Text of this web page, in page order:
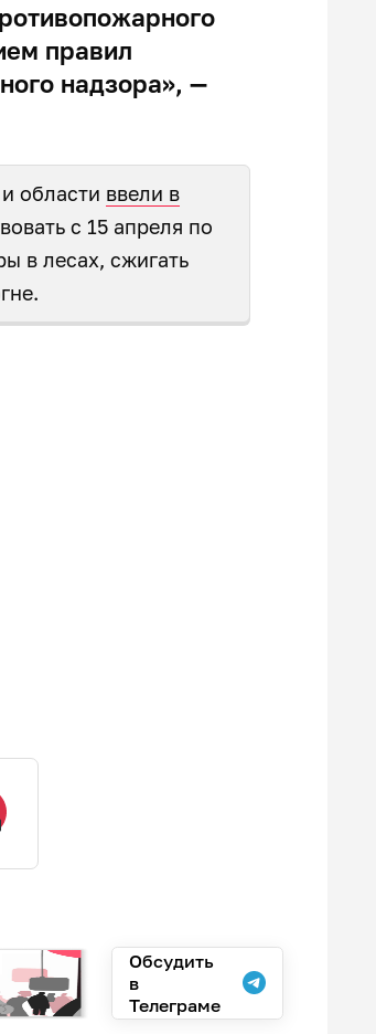
правил
надзора», —
области ввели в
с 15 апреля по
в лесах, сжигать
Обсудить
в
Телеграме